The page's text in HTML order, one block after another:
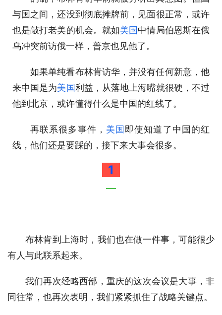
与国之间，还没到彻底摊牌前，见面很正常，或许
也是敲打老美的机会。就如美国中情局伯恩斯在俄
乌冲突前访俄一样，普京也见他了。
如果单纯看布林肯访华，并没有任何新意，他
来中国是为美国利益，从落地上海嘴就很硬，不过
他到北京，或许懂得什么是中国的红线了。
再联系很多事件， 美国即使知道了中国的红
线，他们还是要踩的，接下来大事会很多。
1
—
布林肯到上海时，我们也在做一件事，可能很少
有人与此联系起来。
我们再次经略西部，重庆的这次会议是大事，非
同往常，也再次表明，我们紧紧抓住了战略关键点。